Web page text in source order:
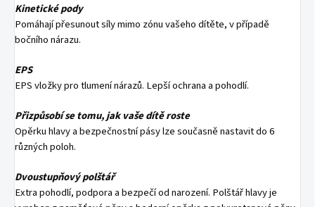
Kinetické pody
Pomáhají přesunout síly mimo zónu vašeho dítěte, v případě
bočního nárazu.
EPS
EPS vložky pro tlumení nárazů. Lepší ochrana a pohodlí.
Přizpůsobí se tomu, jak vaše dítě roste
Opěrku hlavy a bezpečnostní pásy lze současně nastavit do 6
různých poloh.
Dvoustupňový polštář
Extra pohodlí, podpora a bezpečí od narození. Polštář hlavy je